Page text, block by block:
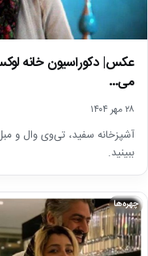
عکس| دکوراسیون خانه
می…
۲۸ مهر ۱۴۰۴
آشپزخانه سفید، تی‌وی وال و
ببینید.
چهره‌ها